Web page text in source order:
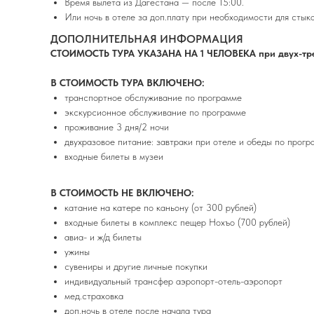
Или ночь в отеле за доп.плату при необходимости для
ДОПОЛНИТЕЛЬНАЯ ИНФОРМАЦИЯ
СТОИМОСТЬ ТУРА УКАЗАНА НА 1 ЧЕЛОВЕКА при двух-
В СТОИМОСТЬ ТУРА ВКЛЮЧЕНО:
транспортное обслуживание по программе
экскурсионное обслуживание по программе
проживание 3 дня/2 ночи
двухразовое питание: завтраки при отеле и обеды по
входные билеты в музеи
В СТОИМОСТЬ НЕ ВКЛЮЧЕНО:
катание на катере по каньону (от 300 рублей)
входные билеты в комплекс пещер Нохъо (700 рублей)
авиа- и ж/д билеты
ужины
сувениры и другие личные покупки
индивидуальный трансфер аэропорт-отель-аэропорт
мед.страховка
доп.ночь в отеле после начала тура